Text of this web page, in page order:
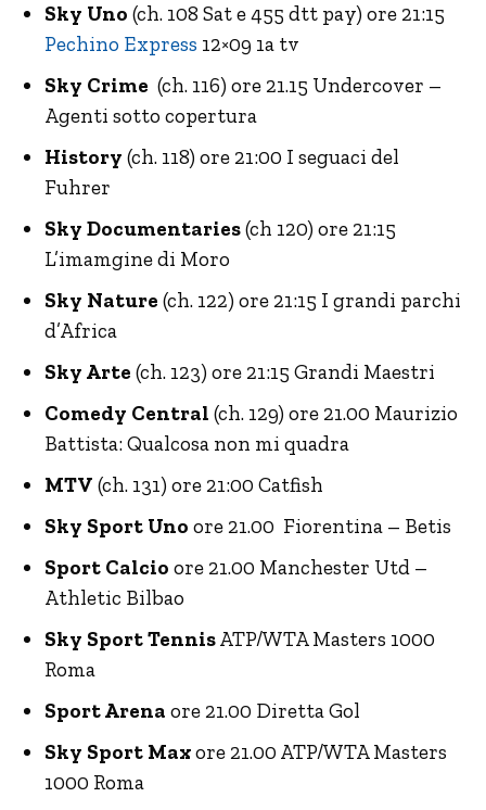
Sky Uno (ch. 108 Sat e 455 dtt pay) ore 21:15
Pechino Express 12×09 1a tv
Sky Crime (ch. 116) ore 21.15 Undercover –
Agenti sotto copertura
History (ch. 118) ore 21:00 I seguaci del
Fuhrer
Sky Documentaries(ch 120) ore 21:15
L’imamgine di Moro
Sky Nature (ch. 122) ore 21:15 I grandi parchi
d’Africa
Sky Arte (ch. 123) ore 21:15 Grandi Maestri
Comedy Central (ch. 129) ore 21.00 Maurizio
Battista: Qualcosa non mi quadra
MTV (ch. 131) ore 21:00 Catfish
Sky Sport Uno ore 21.00 Fiorentina – Betis
Sport Calcio ore 21.00 Manchester Utd –
Athletic Bilbao
Sky Sport TennisATP/WTA Masters 1000
Roma
Sport Arena ore 21.00 Diretta Gol
Sky Sport Maxore 21.00 ATP/WTA Masters
1000 Roma